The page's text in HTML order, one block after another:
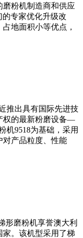
粉机制造商和供应
专家优化升级改
地面积小等优点，
推出具有国际先进技
权的最新粉磨设备—
机9518为基础，采用
对产品粒度、性能
形磨粉机享誉澳大利
家。该机型采用了梯